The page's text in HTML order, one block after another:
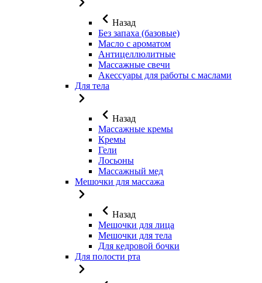
Назад
Без запаха (базовые)
Масло с ароматом
Антицеллюлитные
Массажные свечи
Акессуары для работы с маслами
Для тела
Назад
Массажные кремы
Кремы
Гели
Лосьоны
Массажный мед
Мешочки для массажа
Назад
Мешочки для лица
Мешочки для тела
Для кедровой бочки
Для полости рта